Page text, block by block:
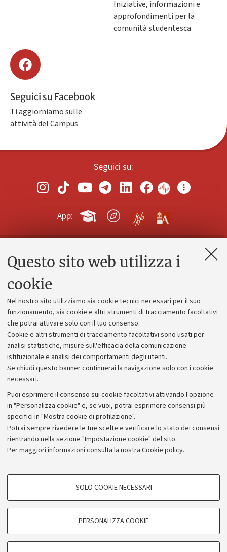
Questo sito web utilizza i
cookie
Nel nostro sito utilizziamo sia cookie tecnici necessari per il suo
funzionamento, sia cookie e altri strumenti di tracciamento facoltativi
che potrai attivare solo con il tuo consenso.
Cookie e altri strumenti di tracciamento facoltativi sono usati per
analisi statistiche, misure sull'efficacia della comunicazione
istituzionale e analisi dei comportamenti degli utenti.
Se chiudi questo banner continuerai la navigazione solo con i cookie
necessari.
Puoi esprimere il consenso sui cookie facoltativi attivando l'opzione
in "Personalizza cookie" e, se vuoi, potrai esprimere consensi più
specifici in "Mostra cookie di profilazione".
Potrai sempre rivedere le tue scelte e verificare lo stato dei consensi
rientrando nella sezione "Impostazione cookie" del sito.
Per maggiori informazioni consulta la nostra Cookie policy.
COOKIE DI PROFILAZIONE - FACOLTATIVI
SOLO COOKIE NECESSARI
PERSONALIZZA COOKIE
Iniziative, informazioni e
approfondimenti per la
comunità studentesca
Seguici su Facebook
Ti aggiorniamo sulle
attività del Campus
Seguici su:
App:
Contatti e PEC
Alumni community
Piano strategico
Bilanci
Donazioni e 5x1000
Bandi, gare e concorsi
Albo online
Amministrazione trasparente
Atti di notifica
Informazioni sul sito e accessibilità
Dichiarazione di accessibilità
Privacy e note legali
Impostazioni Cookie
©Copyright 2026 - ALMA MATER STUDIORUM - Università di